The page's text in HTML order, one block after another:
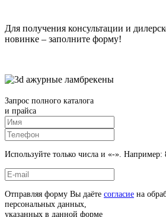
Для получения консультации и
новинке – заполните форму!
Запрос полного каталога
и прайса
Используйте только числа и «-». Например:
Отправляя форму Вы даёте согласие на
персональных данных,
указанных в данной форме